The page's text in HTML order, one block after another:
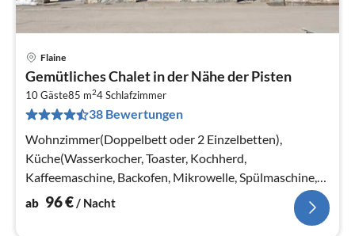
Flaine
Gemütliches Chalet in der Nähe der Pisten
10 Gäste85 m24Schlafzimmer
38 Bewertungen
Wohnzimmer(Doppelbett oder 2 Einzelbetten),
Küche(Wasserkocher, Toaster, Kochherd,
Kaffeemaschine, Backofen, Mikrowelle, Spülmaschine,
Kühlschrank)
ab 96€/ Nacht